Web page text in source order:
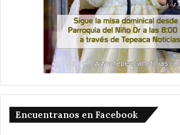
Encuentranos en Facebook